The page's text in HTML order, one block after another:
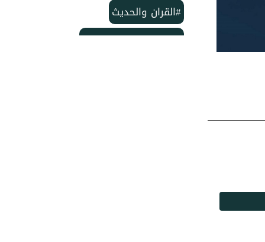
#القران والحديث
#بمناسبة الذكرى لمولد